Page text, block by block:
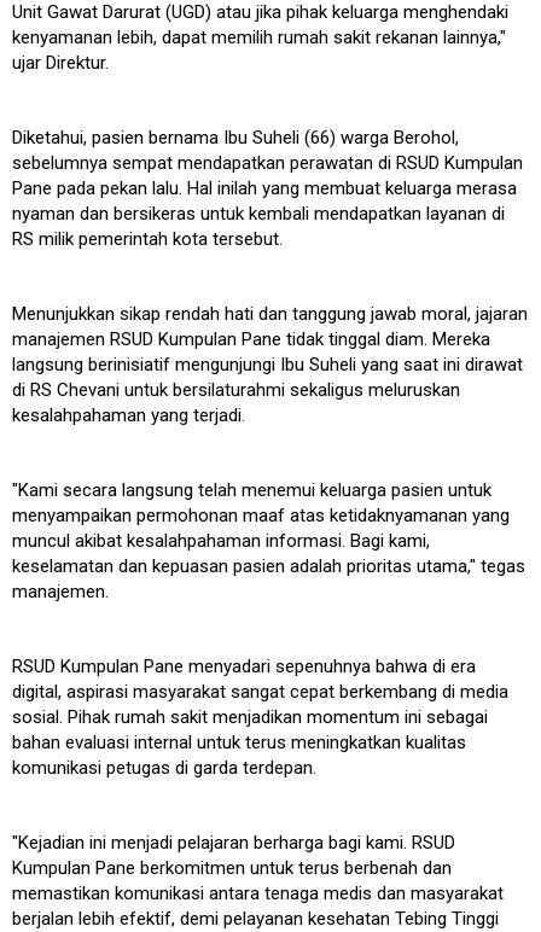
Unit Gawat Darurat (UGD) atau jika pihak keluarga menghendaki
kenyamanan lebih, dapat memilih rumah sakit rekanan lainnya,"
ujar Direktur.
Diketahui, pasien bernama Ibu Suheli (66) warga Berohol,
sebelumnya sempat mendapatkan perawatan di RSUD Kumpulan
Pane pada pekan lalu. Hal inilah yang membuat keluarga merasa
nyaman dan bersikeras untuk kembali mendapatkan layanan di
RS milik pemerintah kota tersebut.
Menunjukkan sikap rendah hati dan tanggung jawab moral, jajaran
manajemen RSUD Kumpulan Pane tidak tinggal diam. Mereka
langsung berinisiatif mengunjungi Ibu Suheli yang saat ini dirawat
di RS Chevani untuk bersilaturahmi sekaligus meluruskan
kesalahpahaman yang terjadi.
"Kami secara langsung telah menemui keluarga pasien untuk
menyampaikan permohonan maaf atas ketidaknyamanan yang
muncul akibat kesalahpahaman informasi. Bagi kami,
keselamatan dan kepuasan pasien adalah prioritas utama," tegas
manajemen.
RSUD Kumpulan Pane menyadari sepenuhnya bahwa di era
digital, aspirasi masyarakat sangat cepat berkembang di media
sosial. Pihak rumah sakit menjadikan momentum ini sebagai
bahan evaluasi internal untuk terus meningkatkan kualitas
komunikasi petugas di garda terdepan.
"Kejadian ini menjadi pelajaran berharga bagi kami. RSUD
Kumpulan Pane berkomitmen untuk terus berbenah dan
memastikan komunikasi antara tenaga medis dan masyarakat
berjalan lebih efektif, demi pelayanan kesehatan Tebing Tinggi